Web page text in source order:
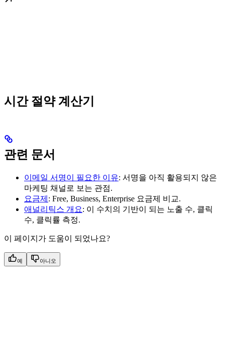
시간 절약 계산기
관련 문서
이메일 서명이 필요한 이유: 서명을 아직 활용되지 않은
마케팅 채널로 보는 관점.
요금제 : Free, Business, Enterprise 요금제 비교.
애널리틱스 개요: 이 수치의 기반이 되는 노출 수, 클릭
수, 클릭률 측정.
이 페이지가 도움이 되었나요?
예 아니오